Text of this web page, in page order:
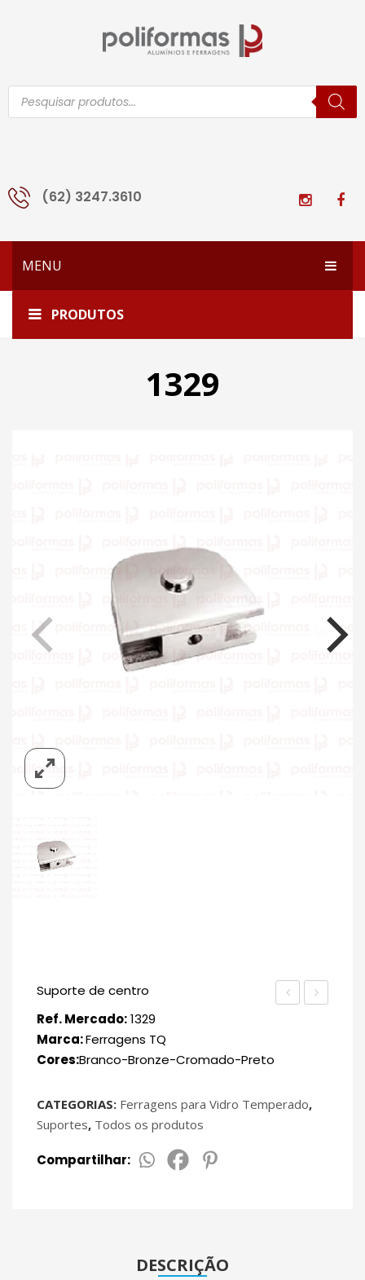
Pesquisar
produtos
(62) 3247.3610
MENU
HOME
EMPRESA
PRODUTOS
Início Todos os produtos
1329
Suporte de centro
Ref. Mercado:1329
Marca:Ferragens TQ
Cores:Branco-Bronze-Cromado-Preto
CATEGORIAS: Ferragens para Vidro Temperado,
Suportes, Todos os produtos
Compartilhar:
DESCRIÇÃO